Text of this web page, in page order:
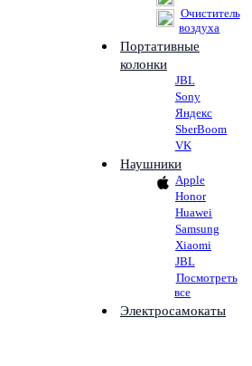
Очиститель
воздуха
Портативные
колонки
JBL
Sony
Яндекс
SberBoom
VK
Наушники
Apple
Honor
Huawei
Samsung
Xiaomi
JBL
Посмотреть
все
Электросамокаты